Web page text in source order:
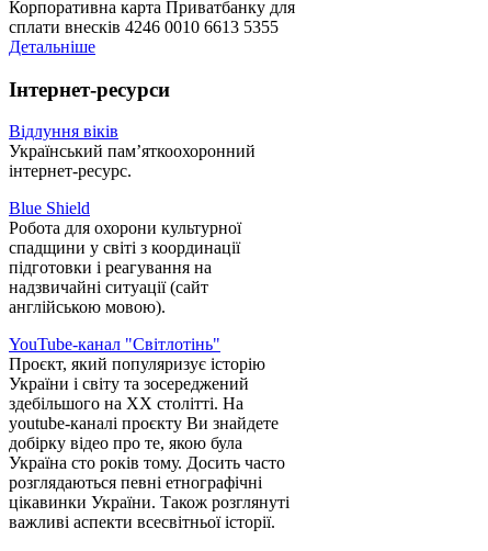
Корпоративна карта Приватбанку для
сплати внесків 4246 0010 6613 5355
Детальніше
Інтернет-ресурси
Відлуння віків
Український пам’яткоохоронний
інтернет-ресурс.
Blue Shield
Робота для охорони культурної
спадщини у світі з координації
підготовки і реагування на
надзвичайні ситуації (сайт
англійською мовою).
YouTube-канал "Світлотінь"
Проєкт, який популяризує історію
України і світу та зосереджений
здебільшого на XX столітті. На
youtube-каналі проєкту Ви знайдете
добірку відео про те, якою була
Україна сто років тому. Досить часто
розглядаються певні етнографічні
цікавинки України. Також розглянуті
важливі аспекти всесвітньої історії.